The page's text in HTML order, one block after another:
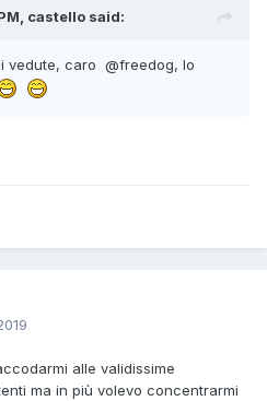
castello said:
vedute, caro @freedog, lo
alle validissime
ma in più volevo concentrarmi